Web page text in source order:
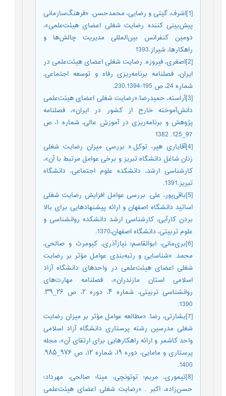
[1]اشرف، گیتی و رضایی، محمدحسن. «فرهنگ‌سازمانی
پیش‌بینی کننده رضایت شغلی اعضای هیئت‌علمی»،
دومین کنفرانس بین‌المللی مدیریت چالش‌ها و
راهکارها، شیراز.1393
[2]اصغری، فیروزه. رضایت شغلی اعضای هیئت‌علمی در
ایران، فصلنامه برنامه‌ریزی رفاه و توسعه اجتماعی،
شماره 24، ص 195-230.1394.
[3]آراسته، حمیدرضا.«رضایت شغلی اعضای هیئت‌علمی
دانش‌آموخته خارج از کشور در ایران»، فصلنامه
پژوهش و برنامه‌ریزی در آموزش عالی، شماره ۱، ص
97_125. 1382
[4]آقایاری هیر، توکل.« بررسی میزان رضایت شغلی
زنان شاغل دانشگاه تبریز و برخی عوامل مرتبط با آن»،
کارشناسی ارشد، دانشکده علوم اجتماعی، دانشگاه
تبریز.1391.
[5]باقی‌پور، علی. بررسی عوامل افزایش رضایت شغلی
اساتید دانشگاه اصفهان و ارائه پیشنهادهایی برای بالا
بردن کارآیی، کارشناسی ارشد دانشکده روانشناسی و
علوم تربیتی، دانشگاه اصفهان،1370.
[6]بری‌مانی، ابوالقاسم؛ نیازآذری، کیومرث و صالحی،
محمد. «شناسایی و رتبه‌بندی عوامل مؤثر بر رضایت
شغلی اعضای هیئت‌علمی در واحدهای دانشگاه آزاد
اسلامی استان مازندران»، فصلنامه مهارت‌های
روانشناسی تربیتی، شماره ۴، دوره ۲، ص ۲۶_۳۹.
1390.
[7]بشارتی، رضا. «مطالعه عوامل مؤثر بر میزان رضایت
شغلی مدرسین رشته پرستاری دانشگاه آزاد اسلامی
واحد کاشمر و ارائه راهکارهایی برای ارتقای آن»، مجله
پرستاری و مامایی، دوره ۱۹، شماره ۱۲، ص ۹۷۶_۹۸۵.
1400.
[8]تیموری، مریم؛ توتونچی، مینا؛ صالحی، مهرداد؛
حسن‌زاده، اکبر . «رضایت شغلی اعضای هیئت‌علمی